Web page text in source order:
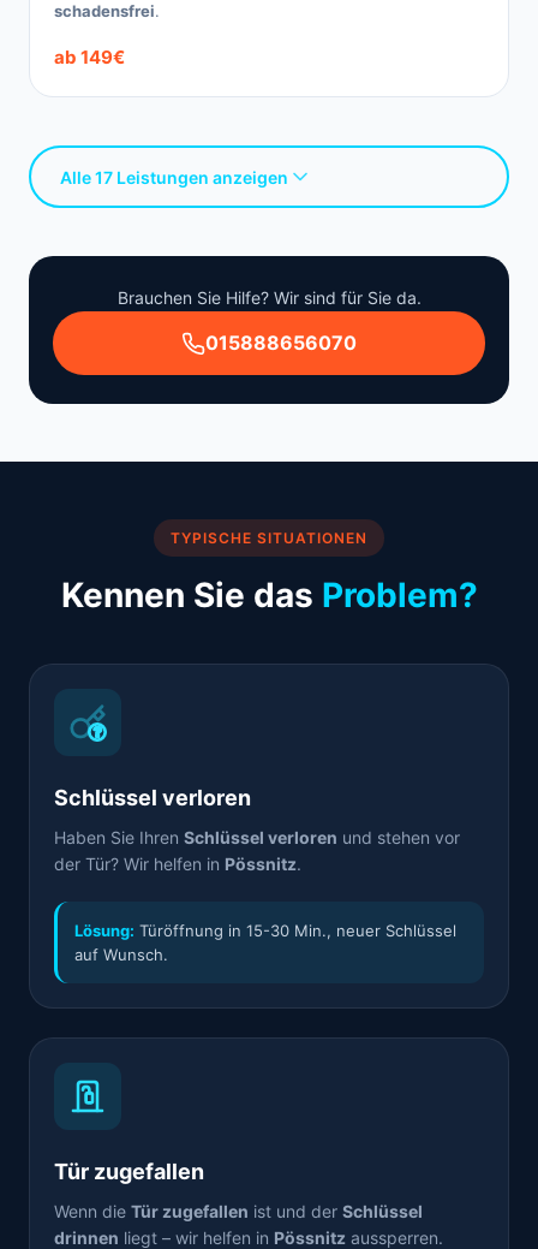
schadensfrei.
ab 149€
Alle 17 Leistungen anzeigen
Brauchen Sie Hilfe? Wir sind für Sie da.
015888656070
TYPISCHE SITUATIONEN
Kennen Sie das Problem?
Schlüssel verloren
Haben Sie Ihren Schlüssel verloren und stehen vor
der Tür? Wir helfen in Pössnitz.
Lösung: Türöffnung in 15-30 Min., neuer Schlüssel
auf Wunsch.
Tür zugefallen
Wenn die Tür zugefallen ist und der Schlüssel
drinnen liegt – wir helfen in Pössnitz aussperren.